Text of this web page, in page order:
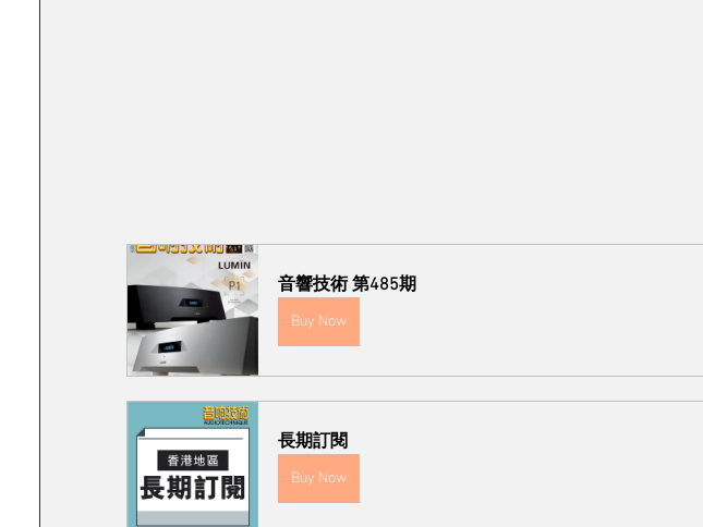
音響技術 第485期
Buy Now
長期訂閱
Buy Now